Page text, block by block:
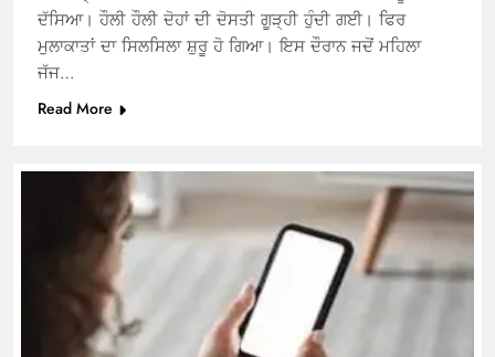
ਦੱਸਿਆ। ਹੌਲੀ ਹੌਲੀ ਦੋਹਾਂ ਦੀ ਦੋਸਤੀ ਗੂੜ੍ਹੀ ਹੁੰਦੀ ਗਈ। ਫਿਰ
ਮੁਲਾਕਾਤਾਂ ਦਾ ਸਿਲਸਿਲਾ ਸ਼ੁਰੂ ਹੋ ਗਿਆ। ਇਸ ਦੌਰਾਨ ਜਦੋਂ ਮਹਿਲਾ
ਜੱਜ…
Read More